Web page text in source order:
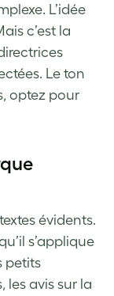
L’idée
c’est la
Le ton
optez pour
évidents.
s’applique
petits
les avis sur la